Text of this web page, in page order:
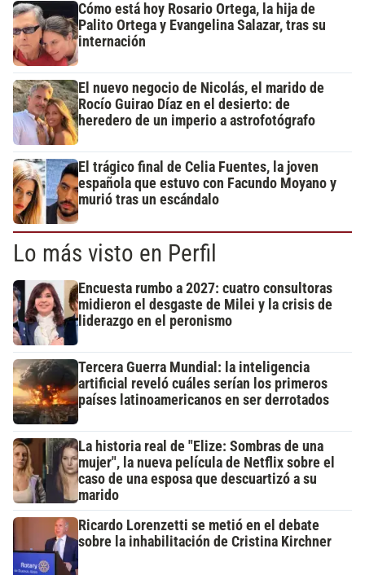
Cómo está hoy Rosario Ortega, la hija de
Palito Ortega y Evangelina Salazar, tras su
internación
El nuevo negocio de Nicolás, el marido de
Rocío Guirao Díaz en el desierto: de
heredero de un imperio a astrofotógrafo
El trágico final de Celia Fuentes, la joven
española que estuvo con Facundo Moyano y
murió tras un escándalo
Lo más visto en Perfil
Encuesta rumbo a 2027: cuatro consultoras
midieron el desgaste de Milei y la crisis de
liderazgo en el peronismo
Tercera Guerra Mundial: la inteligencia
artificial reveló cuáles serían los primeros
países latinoamericanos en ser derrotados
La historia real de "Elize: Sombras de una
mujer", la nueva película de Netflix sobre el
caso de una esposa que descuartizó a su
marido
Ricardo Lorenzetti se metió en el debate
sobre la inhabilitación de Cristina Kirchner